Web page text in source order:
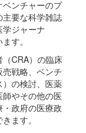
ンチャーのプ
主要な科学雑誌
学ジャーナ
す。
CRA）の臨床
戦略、ベンチ
）の検討、医薬
やその他の医
政府の医療政
ます。